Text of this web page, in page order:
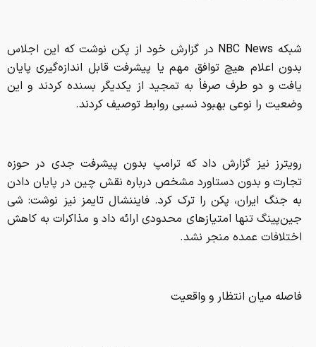
شبکه NBC News در گزارش خود از پکن نوشت که این اجلاس
بدون اعلام هیچ توافق مهم یا پیشرفت قابل اندازه‌گیری پایان
یافت و دو طرف صرفاً به تمجید از یکدیگر بسنده کردند و این
وضعیت را نوعی بهبود نسبی روابط توصیف کردند.
رویترز نیز گزارش داد که ترامپ بدون پیشرفت جدی در حوزه
تجارت و بدون دستاورد مشخص درباره نقش چین در پایان دادن
به جنگ ایران، پکن را ترک کرد. فایننشال تایمز نیز نوشت: شی
جین‌پینگ تنها امتیازهای محدودی ارائه داد و مذاکرات به کاهش
اختلافات عمده منجر نشد.
فاصله میان انتظار و واقعیت